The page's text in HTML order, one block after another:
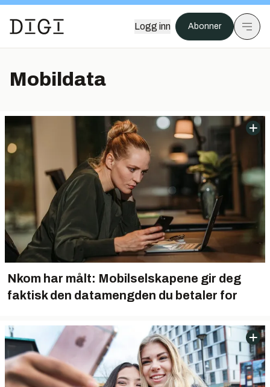
Logg inn Abonner
Mobildata
Nkom har målt: Mobilselskapene gir deg
faktisk den datamengden du betaler for